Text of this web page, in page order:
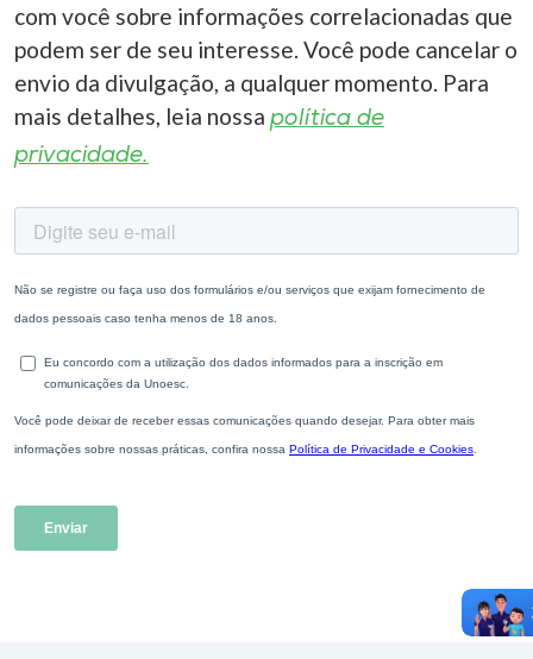
com você sobre informações correlacionadas que
podem ser de seu interesse. Você pode cancelar o
envio da divulgação, a qualquer momento. Para
mais detalhes, leia nossa política de
privacidade.